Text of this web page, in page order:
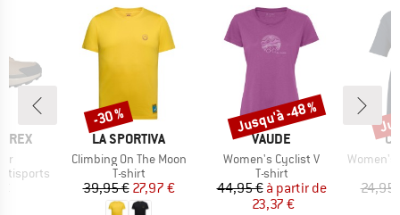
MARQUE
LA SPORTIVA
Article
Climbing On The Moon
Product group
T-shirt
Prix
39,95 €Prix réduit
27,97 €
Remise
-30 %
MARQUE
VAUDE
Article
Women's Cyclist V
Product group
T-shirt
Prix
44,95 € Prix réduit
à partir de
23,37 €
Remise
Jusqu'à -48 %
Article
Women's Loose Fit
24,95